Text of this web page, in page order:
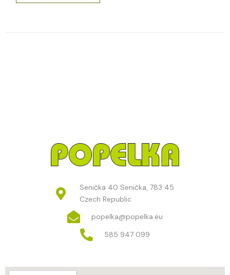
Senička 40 Senička, 783 45
Czech Republic
popelka@popelka.eu
585 947 099